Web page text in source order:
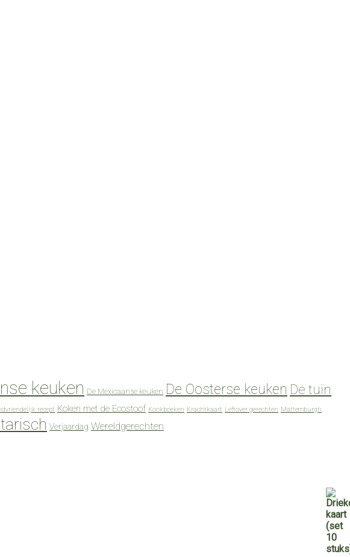
keuken De Mexicaanse keuken De Oosterse keuken De tuin
recept Koken met de Ecostoof Kookboeken Krachtkaart Leftover gerechten Mattemburgh
Verjaardag Wereldgerechten